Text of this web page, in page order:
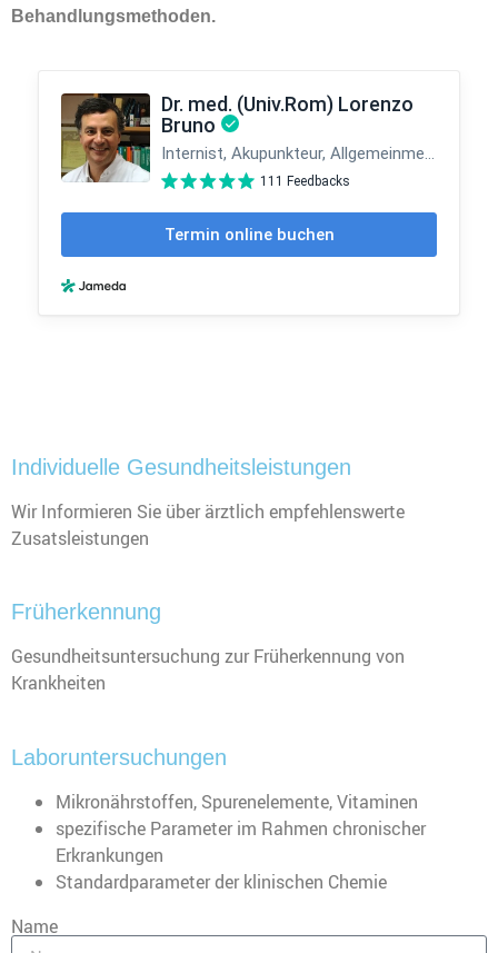
Behandlungsmethoden.
Individuelle Gesundheitsleistungen
Wir Informieren Sie über ärztlich empfehlenswerte
Zusatsleistungen
Früherkennung
Gesundheitsuntersuchung zur Früherkennung von
Krankheiten
Laboruntersuchungen
Mikronährstoffen, Spurenelemente, Vitaminen
spezifische Parameter im Rahmen chronischer
Erkrankungen
Standardparameter der klinischen Chemie
Name